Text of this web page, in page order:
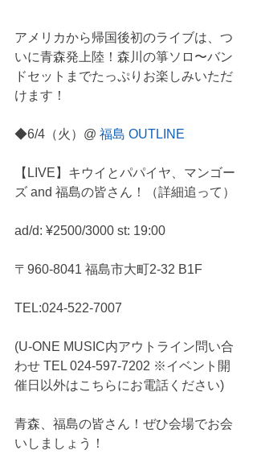
アメリカから帰国後初のライブは、つ
いに青森発上陸！森川の箏ソロ〜バン
ドセットまでたっぷりお楽しみいただ
けます！
◆6/4（火）@ 福島 OUTLINE
【LIVE】キウイとパパイヤ、マンゴー
ズ and 福島の皆さん！（詳細追って）
ad/d: ¥2500/3000 st: 19:00
〒960-8041 福島市大町2-32 B1F
TEL:024-522-7007
(U-ONE MUSIC内アウトライン問い合
わせ TEL 024-597-7202 ※イベント開
催日以外はこちらにお電話ください)
青森、福島の皆さん！ぜひ会場でお会
いしましょう！